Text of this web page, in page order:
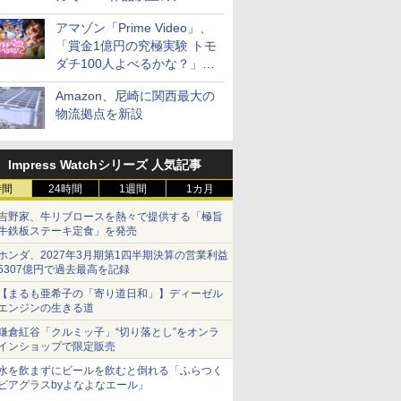
見放題
アマゾン「Prime Video」、
「賞金1億円の究極実験 トモ
ダチ100人よべるかな？」シ
ーズン2の参加者公開
Amazon、尼崎に関西最大の
物流拠点を新設
Impress Watchシリーズ 人気記事
24時間 1週間 1カ月
野家、牛リブロースを熱々で提供する「極旨
鉄板ステーキ定食」を発売
ンダ、2027年3月期第1四半期決算の営業利益
億円で過去最高を記録
まるも亜希子の「寄り道日和」】ディーゼル
ンジンの生きる道
倉紅谷「クルミッ子」“切り落とし”をオンラ
ンショップで限定販売
を飲まずにビールを飲むと倒れる「ふらつく
アグラスbyよなよなエール」